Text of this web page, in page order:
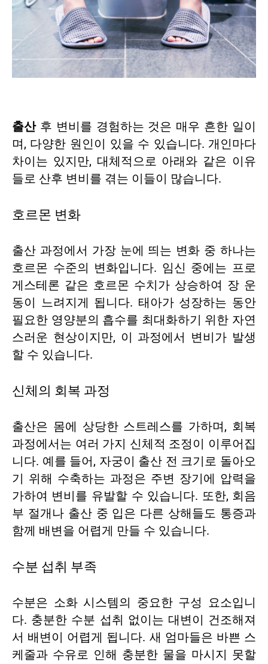
출산후 변비를 경험하는 것은 매우 흔한 일이
며, 다양한 원인이 있을 수 있습니다. 개인마다
차이는 있지만, 대체적으로 아래와 같은 이유
들로 산후 변비를 겪는 이들이 많습니다.
호르몬 변화
출산 과정에서 가장 눈에 띄는 변화 중 하나는
호르몬 수준의 변화입니다. 임신 중에는 프로
게스테론 같은 호르몬 수치가 상승하여 장 운
동이 느려지게 됩니다. 태아가 성장하는 동안
필요한 영양분의 흡수를 최대화하기 위한 자연
스러운 현상이지만, 이 과정에서 변비가 발생
할 수 있습니다.
신체의 회복 과정
출산은 몸에 상당한 스트레스를 가하며, 회복
과정에서는 여러 가지 신체적 조정이 이루어집
니다. 예를 들어, 자궁이 출산 전 크기로 돌아오
기 위해 수축하는 과정은 주변 장기에 압력을
가하여 변비를 유발할 수 있습니다. 또한, 회음
부 절개나 출산 중 입은 다른 상해들도 통증과
함께 배변을 어렵게 만들 수 있습니다.
수분 섭취 부족
수분은 소화 시스템의 중요한 구성 요소입니
다. 충분한 수분 섭취 없이는 대변이 건조해져
서 배변이 어렵게 됩니다. 새 엄마들은 바쁜 스
케줄과 수유로 인해 충분한 물을 마시지 못할